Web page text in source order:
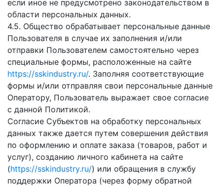
если иное не предусмотрено законодательством в
области персональных данных.
4.5. Общество обрабатывает персональные данные
Пользователя в случае их заполнения и/или
отправки Пользователем самостоятельно через
специальные формы, расположенные на сайте
https://sskindustry.ru/. Заполняя соответствующие
формы и/или отправляя свои персональные данные
Оператору, Пользователь выражает свое согласие
с данной Политикой.
Согласие Субъектов на обработку персональных
данных также дается путем совершения действия
по оформлению и оплате заказа (товаров, работ и
услуг), созданию личного кабинета на сайте
(https://sskindustry.ru/) или обращения в службу
поддержки Оператора (через форму обратной